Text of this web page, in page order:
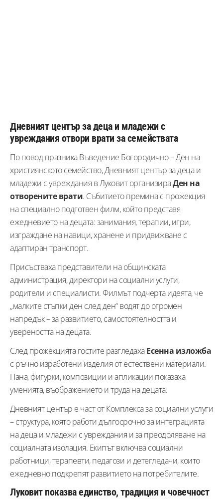
Дневният център за деца и младежи с
увреждания отвори врати за семействата
По повод празника Въведение Богородично – Ден на
християнското семейство, Дневният център за деца и
младежи с увреждания в Луковит организираДен на
отворените врати. Събитието премина с прожекция
на специално подготвен филм, който представя
ежедневието на децата: занимания, терапии, игри,
изграждане на навици, хранене и придвижване с
адаптиран транспорт.
Присъстваха представители на общинската
администрация, директори на социални услуги,
родители и специалисти. Филмът подчерта идеята, че
„малките стъпки ден след ден“ водят до огромен
напредък – за развитието, самостоятелността и
увереността на децата.
След прожекцията гостите разгледахаЕсенна изложба
с ръчно изработени изделия от естествени материали.
Пана, фигурки, композиции и апликации показаха
уменията, въображението и труда на децата.
Дневният център е част от Комплекса за социални услуги
– структура, която работи дългосрочно за интеграцията
на деца и младежи с увреждания и за преодоляване на
социалната изолация. Екипът включва социални
работници, терапевти, педагози и детегледачи, които
ежедневно подкрепят развитието на потребителите.
Луковит показва единство, традиция и човечност